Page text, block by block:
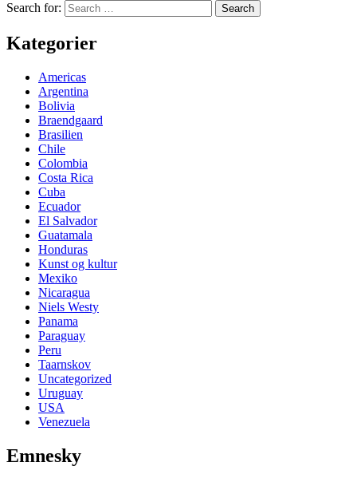
Search for:
Kategorier
Americas
Argentina
Bolivia
Braendgaard
Brasilien
Chile
Colombia
Costa Rica
Cuba
Ecuador
El Salvador
Guatamala
Honduras
Kunst og kultur
Mexiko
Nicaragua
Niels Westy
Panama
Paraguay
Peru
Taarnskov
Uncategorized
Uruguay
USA
Venezuela
Emnesky